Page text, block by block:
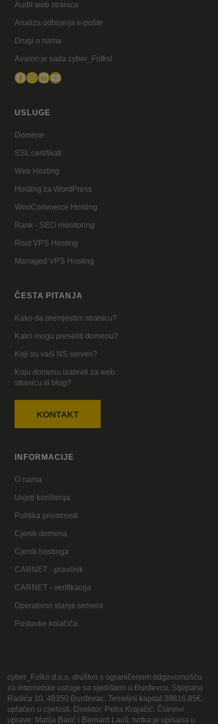
Audit web stranica
Analiza odbijanja e-pošte
Drugi o nama
Avalon je sada cyber_Folks!
Facebook
Instagram
LinkedIn
YouTube
USLUGE
Domene
SSL certifikati
Web Hosting
Hosting za WordPress
WooCommerce Hosting
Rank - SEO monitoring
Root VPS Hosting
Managed VPS Hosting
ČESTA PITANJA
Kako da premjestim stranicu?
Kako mogu preseliti domenu?
Koji su vaši NS serveri?
Koju domenu izabrati za web
stranicu ili blog?
KONTAKT
INFORMACIJE
O nama
Uvjeti korištenja
Politika privatnosti
Cjenik domena
Cjenik hostinga
CARNET - pravilnik
CARNET - verifikacija
Operativno stanje servera
Postavke kolačića
cyber_Folks d.o.o. društvo s ograničenom odgovornošću
za internetske usluge sa sjedištem u Đurđevcu, Stjepana
Radića 10, 48350 Đurđevac. Temeljni kapital 39816,85€,
uplaćen u cijelosti. Direktor: Petra Krajačić. Članovi
uprave: Matija Barić i Bernard Lauš; tvrtka je upisana u